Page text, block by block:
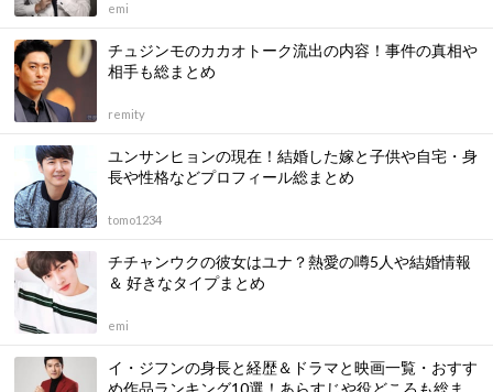
emi
チュジンモのカカオトーク流出の内容！事件の真相や
相手も総まとめ
remity
ユンサンヒョンの現在！結婚した嫁と子供や自宅・身
長や性格などプロフィール総まとめ
tomo1234
チチャンウクの彼女はユナ？熱愛の噂5人や結婚情報
＆ 好きなタイプまとめ
emi
イ・ジフンの身長と経歴＆ドラマと映画一覧・おすす
め作品ランキング10選！あらすじや役どころも総ま